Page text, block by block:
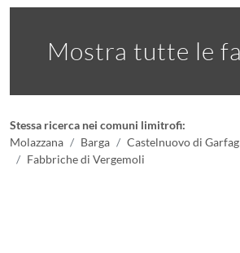
Mostra tutte le
Stessa ricerca nei comuni limitrofi:
Molazzana
Barga Castelnuovo di
Fabbriche di Vergemoli